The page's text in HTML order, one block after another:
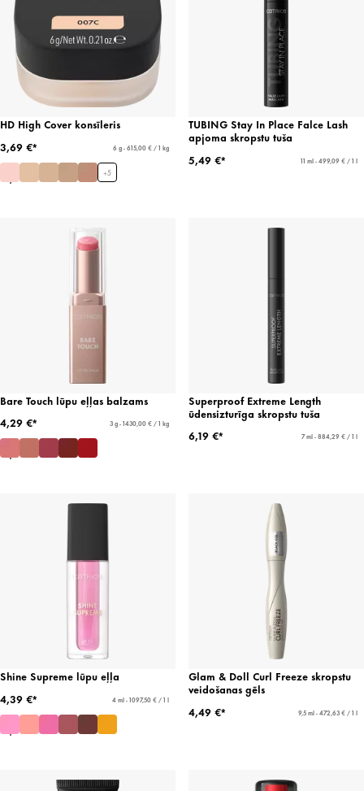
HD High Cover konsīleris
3,69 €*
6 g - 615,00 € / 1 kg
+5
TUBING Stay In Place Falce Lash
apjoma skropstu tuša
5,49 €*
11 ml - 499,09 € / 1 l
Bare Touch lūpu eļļas balzams
4,29 €*
3 g - 1430,00 € / 1 kg
Superproof Extreme Length
ūdensizturīga skropstu tuša
6,19 €*
7 ml - 884,29 € / 1 l
Shine Supreme lūpu eļļa
4,39 €*
4 ml - 1097,50 € / 1 l
Glam & Doll Curl Freeze skropstu
veidošanas gēls
4,49 €*
9,5 ml - 472,63 € / 1 l